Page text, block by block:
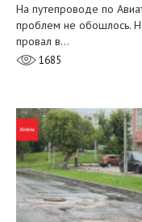
На путепроводе по
проблем не обошлось.
провал в…
1685